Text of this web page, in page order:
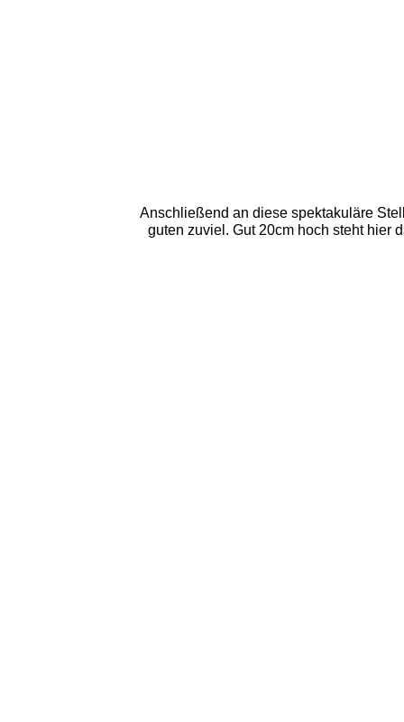
Anschließend an diese spektakuläre
guten zuviel. Gut 20cm hoch steht hier